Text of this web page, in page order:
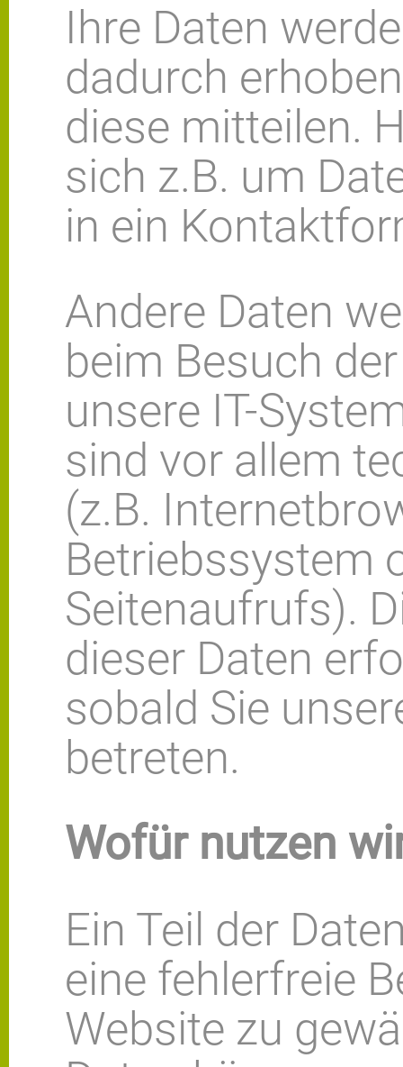
Ihre Daten
dadurch
diese mitteilen.
sich z.B. um
in ein
Andere Daten
beim Besuch
unsere IT-
sind vor allem
(z.B.
Betriebssystem
Seitenaufrufs).
dieser Daten
sobald Sie
betreten.
Wofür nutzen
Ein Teil der
eine fehlerfreie
Website zu